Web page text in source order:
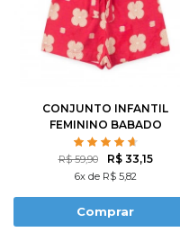
CONJUNTO INFANTIL
FEMININO BABADO
DELICADO
R$ 59,90 R$ 33,15
6x de R$ 5,82
Comprar